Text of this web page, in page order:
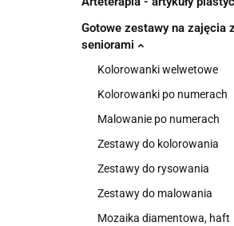
Gotowe zestawy na zajęcia z
seniorami
Kolorowanki welwetowe
Kolorowanki po numerach
Malowanie po numerach
Zestawy do kolorowania
Zestawy do rysowania
Zestawy do malowania
Mozaika diamentowa, haft